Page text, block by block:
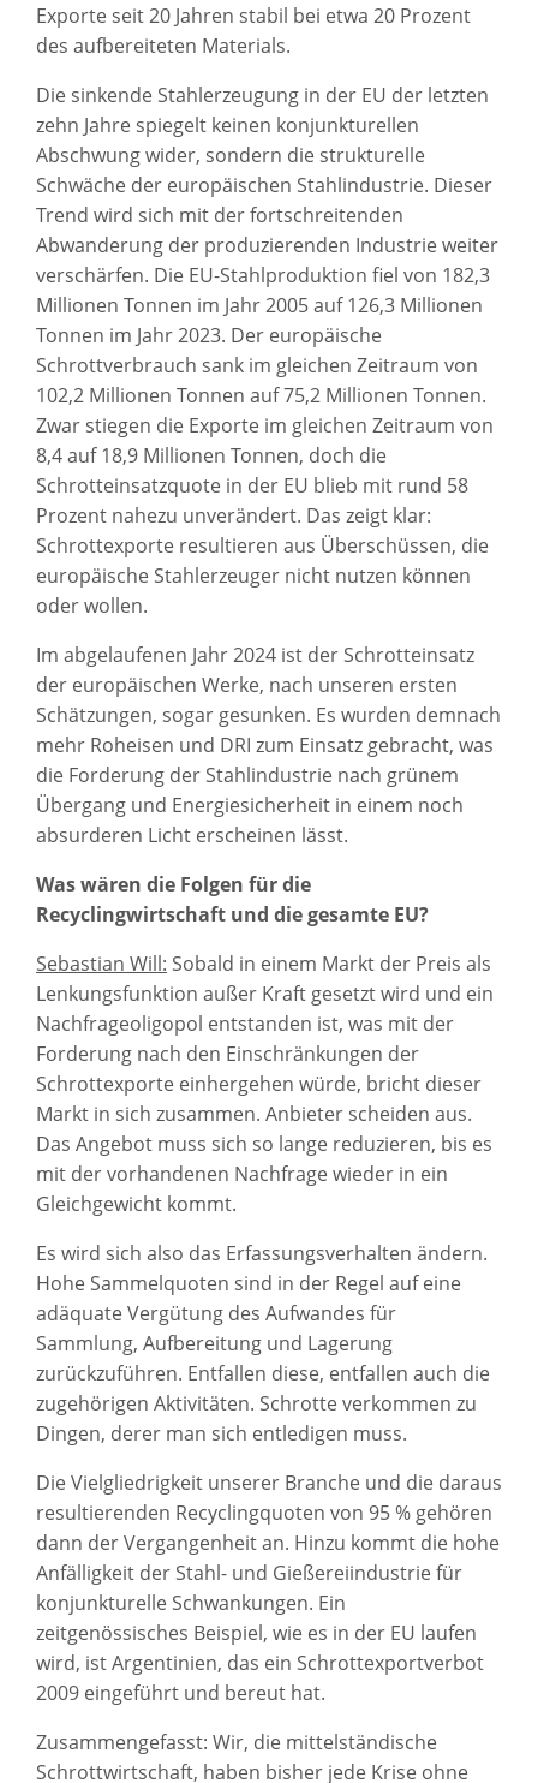
Exporte seit 20 Jahren stabil bei etwa 20 Prozent
des aufbereiteten Materials.
Die sinkende Stahlerzeugung in der EU der letzten
zehn Jahre spiegelt keinen konjunkturellen
Abschwung wider, sondern die strukturelle
Schwäche der europäischen Stahlindustrie. Dieser
Trend wird sich mit der fortschreitenden
Abwanderung der produzierenden Industrie weiter
verschärfen. Die EU-Stahlproduktion fiel von 182,3
Millionen Tonnen im Jahr 2005 auf 126,3 Millionen
Tonnen im Jahr 2023. Der europäische
Schrottverbrauch sank im gleichen Zeitraum von
102,2 Millionen Tonnen auf 75,2 Millionen Tonnen.
Zwar stiegen die Exporte im gleichen Zeitraum von
8,4 auf 18,9 Millionen Tonnen, doch die
Schrotteinsatzquote in der EU blieb mit rund 58
Prozent nahezu unverändert. Das zeigt klar:
Schrottexporte resultieren aus Überschüssen, die
europäische Stahlerzeuger nicht nutzen können
oder wollen.
Im abgelaufenen Jahr 2024 ist der Schrotteinsatz
der europäischen Werke, nach unseren ersten
Schätzungen, sogar gesunken. Es wurden demnach
mehr Roheisen und DRI zum Einsatz gebracht, was
die Forderung der Stahlindustrie nach grünem
Übergang und Energiesicherheit in einem noch
absurderen Licht erscheinen lässt.
Was wären die Folgen für die
Recyclingwirtschaft und die gesamte EU?
Sebastian Will: Sobald in einem Markt der Preis als
Lenkungsfunktion außer Kraft gesetzt wird und ein
Nachfrageoligopol entstanden ist, was mit der
Forderung nach den Einschränkungen der
Schrottexporte einhergehen würde, bricht dieser
Markt in sich zusammen. Anbieter scheiden aus.
Das Angebot muss sich so lange reduzieren, bis es
mit der vorhandenen Nachfrage wieder in ein
Gleichgewicht kommt.
Es wird sich also das Erfassungsverhalten ändern.
Hohe Sammelquoten sind in der Regel auf eine
adäquate Vergütung des Aufwandes für
Sammlung, Aufbereitung und Lagerung
zurückzuführen. Entfallen diese, entfallen auch die
zugehörigen Aktivitäten. Schrotte verkommen zu
Dingen, derer man sich entledigen muss.
Die Vielgliedrigkeit unserer Branche und die daraus
resultierenden Recyclingquoten von 95 % gehören
dann der Vergangenheit an. Hinzu kommt die hohe
Anfälligkeit der Stahl- und Gießereiindustrie für
konjunkturelle Schwankungen. Ein
zeitgenössisches Beispiel, wie es in der EU laufen
wird, ist Argentinien, das ein Schrottexportverbot
2009 eingeführt und bereut hat.
Zusammengefasst: Wir, die mittelständische
Schrottwirtschaft, haben bisher jede Krise ohne